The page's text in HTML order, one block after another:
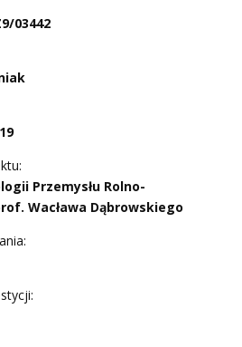
03442
Przemysłu Rolno-
Wacława Dąbrowskiego